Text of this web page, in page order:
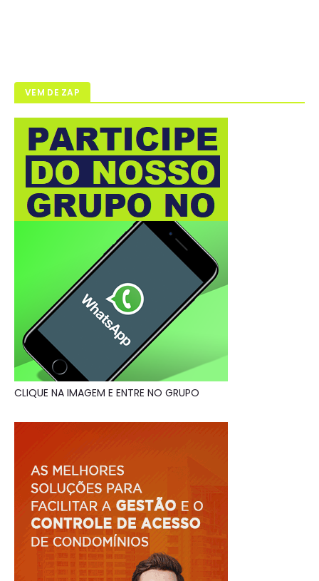
VEM DE ZAP
CLIQUE NA IMAGEM E ENTRE NO GRUPO